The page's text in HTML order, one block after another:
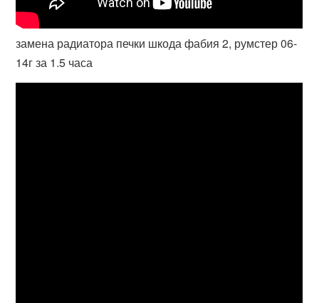
замена радиатора печки шкода фабия 2, румстер 06-
14г за 1.5 часа